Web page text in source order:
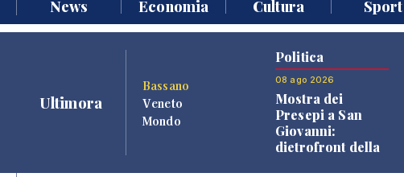
News Economia Cultura Sport
Ultimora
Bassano
Veneto
Mondo
Politica
08 ago 2026
Mostra dei
Presepi a San
Giovanni:
dietrofront della